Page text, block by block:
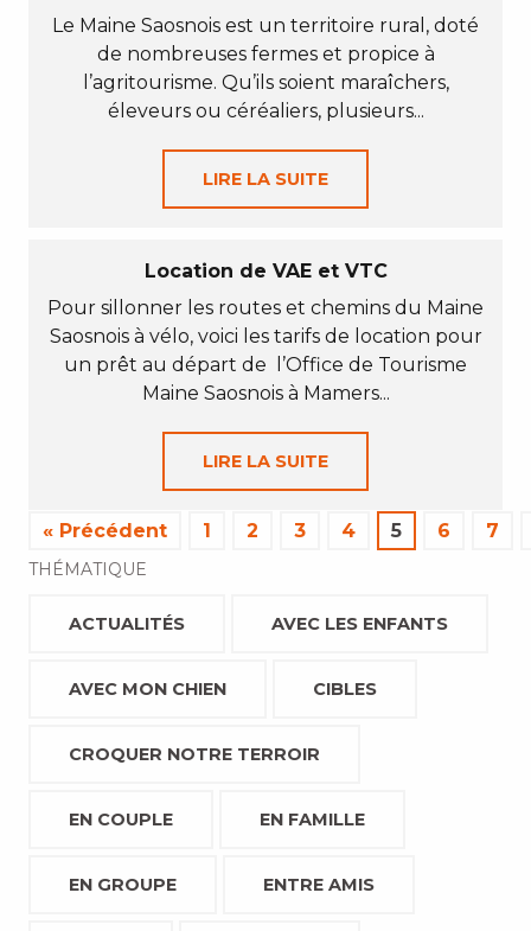
Le Maine Saosnois est un territoire rural, doté
de nombreuses fermes et propice à
l’agritourisme. Qu’ils soient maraîchers,
éleveurs ou céréaliers, plusieurs...
LIRE LA SUITE
Location de VAE et VTC
Pour sillonner les routes et chemins du Maine
Saosnois à vélo, voici les tarifs de location pour
un prêt au départ de l’Office de Tourisme
Maine Saosnois à Mamers...
LIRE LA SUITE
« Précédent 1 2 3 4 5 6 7
THÉMATIQUE
ACTUALITÉS AVEC LES ENFANTS
AVEC MON CHIEN CIBLES
CROQUER NOTRE TERROIR
EN COUPLE EN FAMILLE
EN GROUPE ENTRE AMIS